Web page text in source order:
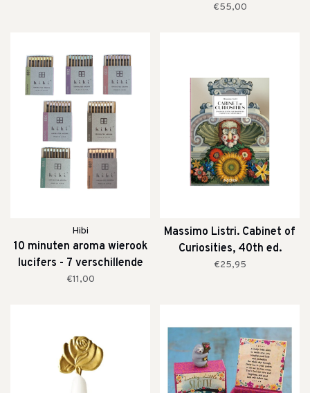
€55,00
Hibi
10 minuten aroma wierook
lucifers - 7 verschillende
geuren
€11,00
Massimo Listri. Cabinet of
Curiosities, 40th ed.
€25,95